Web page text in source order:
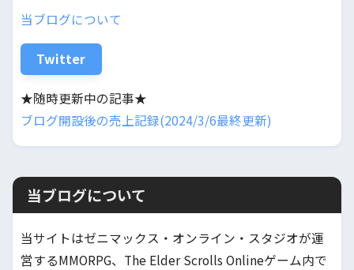
当ブログについて
Twitter
★随時更新中の記事★
ブログ開設後の売上記録(2024/3/6最終更新)
当ブログについて
当サイトはゼニマックス・オンライン・スタジオが運
営するMMORPG、The Elder Scrolls Onlineゲーム内で